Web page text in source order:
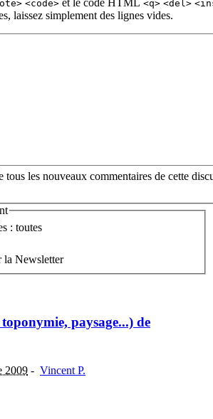
<code> et le code HTML <q> <del>
laissez simplement des lignes vides.
tous les nouveaux commentaires de cette
: toutes
la Newsletter
paysage...) de
2009 - Vincent P.